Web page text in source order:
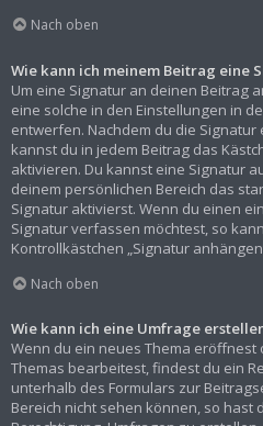
Nach oben
Wie kann ich meinem Beitrag eine
Um eine Signatur an deinen Beitrag
eine solche in den Einstellungen in
entwerfen. Nachdem du die
kannst du in jedem Beitrag das
aktivieren. Du kannst eine Signatur
deinem persönlichen Bereich das
Signatur aktivierst. Wenn du einen
Signatur verfassen möchtest, so
Kontrollkästchen „Signatur
Nach oben
Wie kann ich eine Umfrage
Wenn du ein neues Thema
Themas bearbeitest, findest du ein
unterhalb des Formulars zur
Bereich nicht sehen können, so hast